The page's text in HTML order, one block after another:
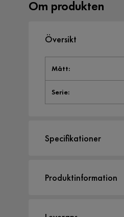
Om produkten
Översikt
Mått:
Serie:
Specifikationer
Storlek
Produktinformation